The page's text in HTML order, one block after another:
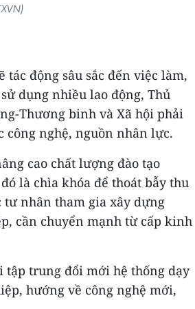
tác động sâu sắc đến việc làm,
dụng nhiều lao động, Thủ
Thương binh và Xã hội phải
công nghệ, nguồn nhân lực.
cao chất lượng đào tạo
là chìa khóa để thoát bẫy thu
nhân tham gia xây dựng
cần chuyển mạnh từ cấp kinh
tập trung đổi mới hệ thống dạy
hướng về công nghệ mới,